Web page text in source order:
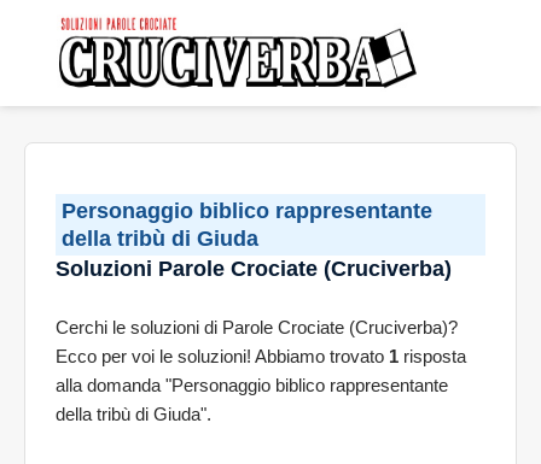
Personaggio biblico rappresentante
della tribù di Giuda
Soluzioni Parole Crociate (Cruciverba)
Cerchi le soluzioni di Parole Crociate (Cruciverba)?
Ecco per voi le soluzioni! Abbiamo trovato 1 risposta
alla domanda "Personaggio biblico rappresentante
della tribù di Giuda".